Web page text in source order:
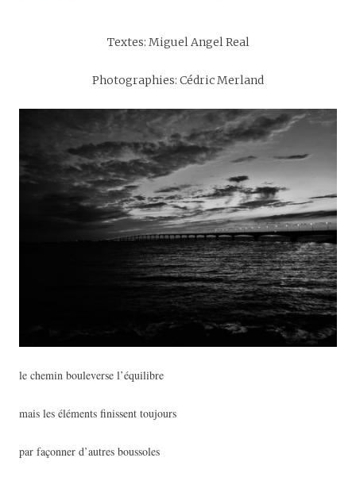
Textes: Miguel Angel Real
Photographies: Cédric Merland
le chemin bouleverse l’équilibre
mais les éléments finissent toujours
par façonner d’autres boussoles